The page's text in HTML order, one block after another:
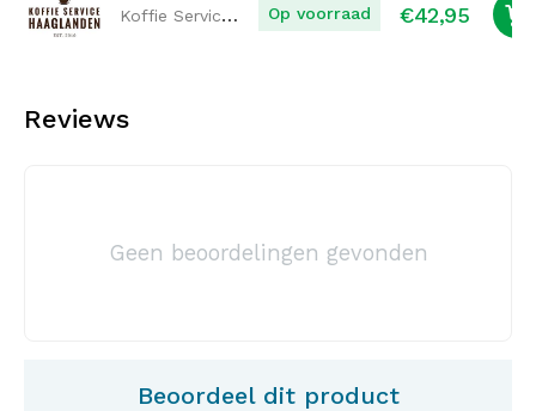
Koffie Service Haaglanden Op voorraad €42,95
Reviews
Geen beoordelingen gevonden
Beoordeel dit product